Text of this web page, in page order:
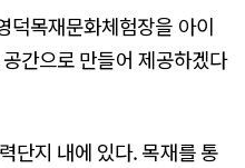
덕목재문화체험장을 아이
간으로 만들어 제공하겠다
단지 내에 있다. 목재를 통